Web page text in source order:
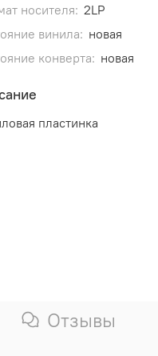
носителя: 2LP
винила: новая
конверта: новая
пластинка
Отзывы